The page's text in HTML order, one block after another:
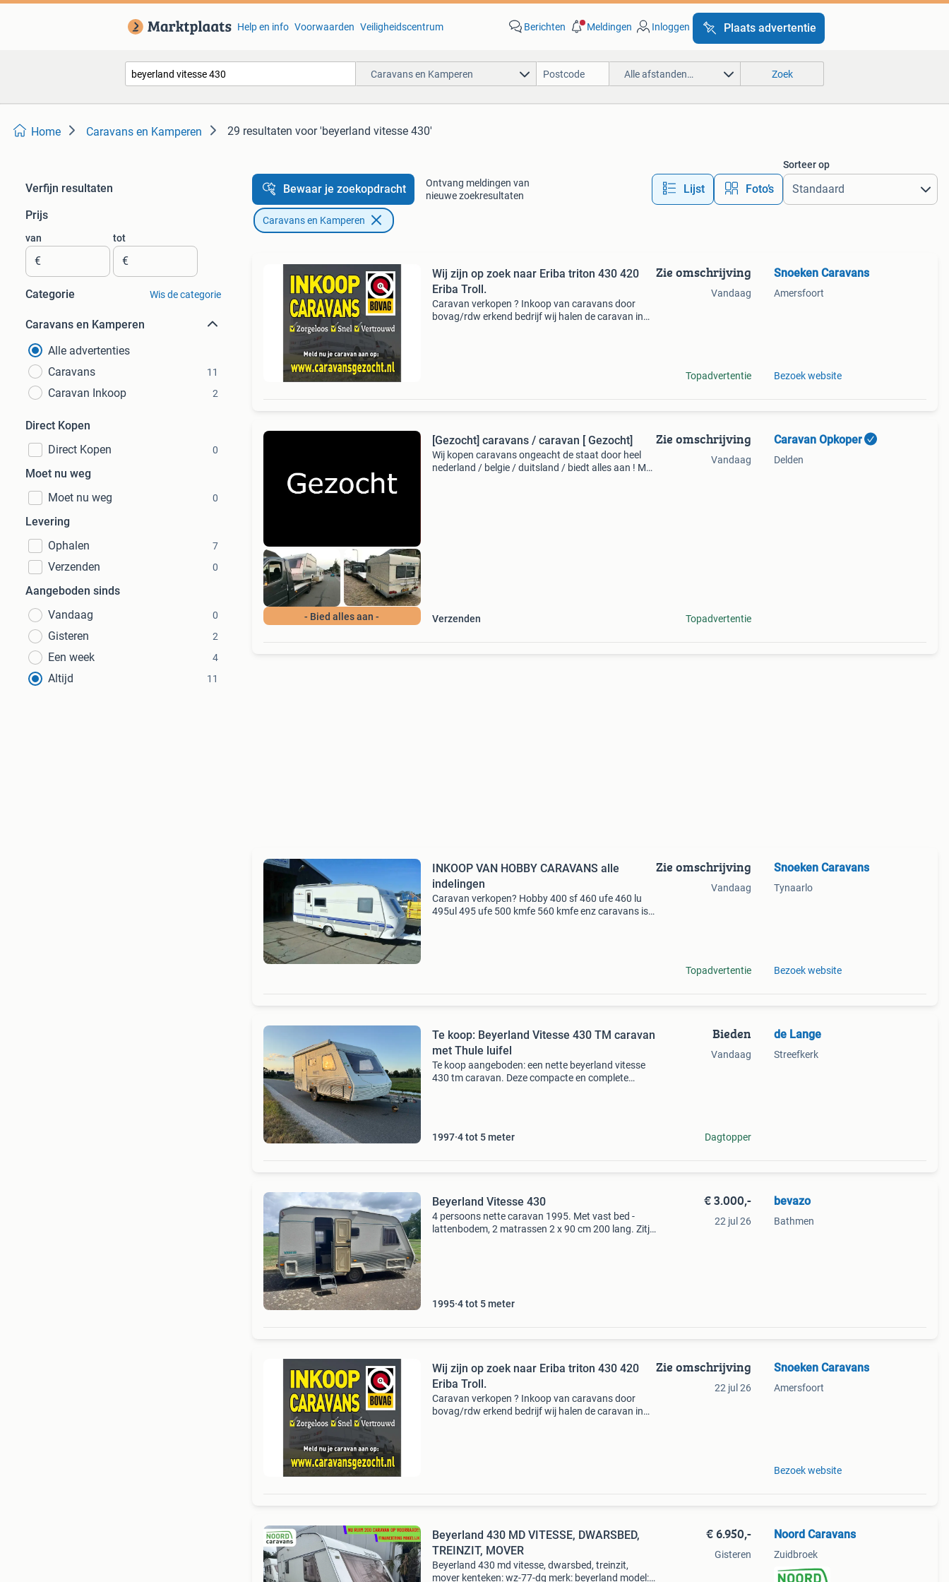
Help en info Voorwaarden Veiligheidscentrum Berichten Meldingen Inloggen Plaats advertentie
Caravans en Kamperen Alle afstanden… Zoek
Home Caravans en Kamperen 29 resultaten voor 'beyerland vitesse 430'
Verfijn resultaten
Prijs
van
€
tot
€
Categorie Wis de categorie
Caravans en Kamperen
Alle advertenties
Caravans
11
Caravan Inkoop 2
Direct Kopen
Direct Kopen
0
Moet nu weg
Moet nu weg
0
Levering
Ophalen
7
Verzenden 0
Aangeboden sinds
Vandaag
0
Gisteren 2
Een week 4
Altijd 11
Bewaar je zoekopdracht
Ontvang meldingen van
nieuwe zoekresultaten
Lijst Foto’s
Sorteer op
Caravans en Kamperen
Wij zijn op zoek naar Eriba triton 430 420
Eriba Troll.
Caravan verkopen ? Inkoop van caravans door
bovag/rdw erkend bedrijf wij halen de caravan in
Zie omschrijving
Vandaag
Topadvertentie
Snoeken Caravans
Amersfoort
Bezoek website
- Bied alles aan -
[Gezocht] caravans / caravan [ Gezocht]
Wij kopen caravans ongeacht de staat door heel
nederland / belgie / duitsland / biedt alles aan ! Met
Verzenden
Zie omschrijving
Vandaag
Topadvertentie
Caravan Opkoper
Delden
INKOOP VAN HOBBY CARAVANS alle
indelingen
Caravan verkopen? Hobby 400 sf 460 ufe 460 lu
495ul 495 ufe 500 kmfe 560 kmfe enz caravans is
Zie omschrijving
Vandaag
Topadvertentie
Snoeken Caravans
Tynaarlo
Bezoek website
Te koop: Beyerland Vitesse 430 TM caravan
met Thule luifel
Te koop aangeboden: een nette beyerland vitesse
430 tm caravan. Deze compacte en complete
1997 4 tot 5 meter
Bieden
Vandaag
Dagtopper
de Lange
Streefkerk
Beyerland Vitesse 430
4 persoons nette caravan 1995. Met vast bed -
lattenbodem, 2 matrassen 2 x 90 cm 200 lang. Zitje
1995 4 tot 5 meter
€ 3.000,-
22 jul 26
bevazo
Bathmen
Wij zijn op zoek naar Eriba triton 430 420
Eriba Troll.
Caravan verkopen ? Inkoop van caravans door
bovag/rdw erkend bedrijf wij halen de caravan in
Zie omschrijving
22 jul 26
Snoeken Caravans
Amersfoort
Bezoek website
Beyerland 430 MD VITESSE, DWARSBED,
TREINZIT, MOVER
Beyerland 430 md vitesse, dwarsbed, treinzit,
mover kenteken: wz-77-dg merk: beyerland model:
€ 6.950,-
Gisteren
Noord Caravans
Zuidbroek